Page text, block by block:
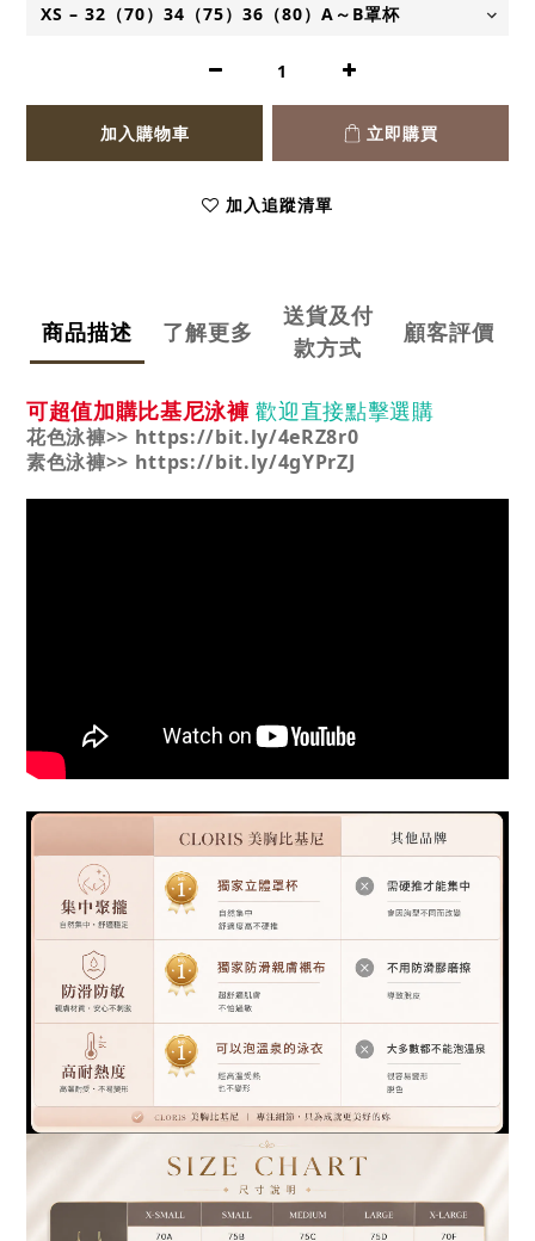
加入購物車 立即購買
加入追蹤清單
商品描述 了解更多
送貨及付
款方式
顧客評價
可超值加購比基尼泳褲歡迎直接點擊選購
花色泳褲>> https://bit.ly/4eRZ8r0
素色泳褲>> https://bit.ly/4gYPrZJ